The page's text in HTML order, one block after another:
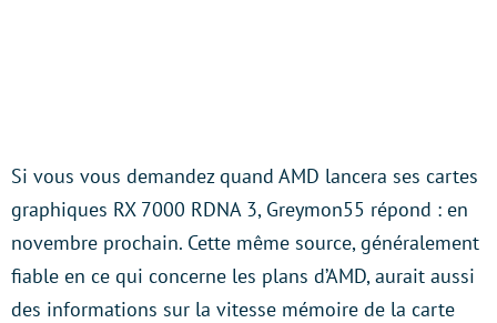
Si vous vous demandez quand AMD lancera ses cartes
graphiques RX 7000 RDNA 3, Greymon55 répond : en
novembre prochain. Cette même source, généralement
fiable en ce qui concerne les plans d’AMD, aurait aussi
des informations sur la vitesse mémoire de la carte